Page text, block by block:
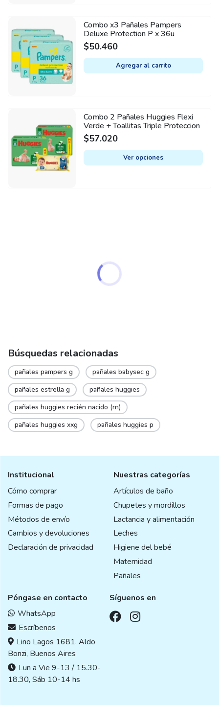
Combo x3 Pañales Pampers
Deluxe Protection P x 36u
$50.460
Agregar al carrito
Combo 2 Pañales Huggies Flexi
Verde + Toallitas Triple Proteccion
$57.020
Ver opciones
This
product
has
multiple
variants.
product
page
Búsquedas relacionadas
pañales pampers g
pañales babysec g
pañales estrella g
pañales huggies
pañales huggies recién nacido (rn)
pañales huggies xxg
pañales huggies p
Institucional
Cómo comprar
Formas de pago
Métodos de envío
Cambios y devoluciones
Declaración de privacidad
Nuestras categorías
Artículos de baño
Chupetes y mordillos
Lactancia y alimentación
Leches
Higiene del bebé
Maternidad
Pañales
Póngase en contacto
WhatsApp
Escríbenos
Lino Lagos 1681, Aldo
Bonzi, Buenos Aires
Lun a Vie 9-13 / 15.30-
18.30, Sáb 10-14 hs
Síguenos en